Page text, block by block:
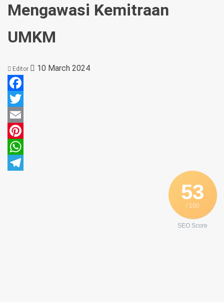
Mengawasi Kemitraan
UMKM
Editor 10 March 2024
Facebook
Twitter
Email
Pinterest
WhatsApp
53
/ 100
SEO Score